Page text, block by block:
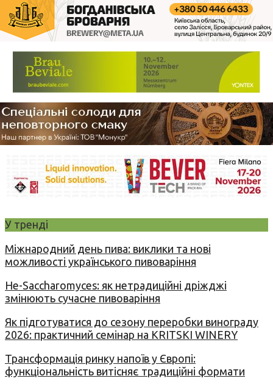
У тренді
Міжнародний день пива: виклики та нові
можливості українського пивоваріння
Не-Saccharomyces: як нетрадиційні дріжджі
змінюють сучасне пивоваріння
Як підготуватися до сезону переробки винограду
2026: практичний семінар на KRITSKI WINERY
Трансформація ринку напоїв у Європі:
функціональність витісняє традиційні формати